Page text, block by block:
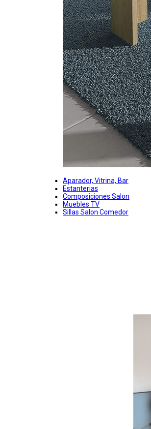
Aparador, Vitrina, Bar
Estanterias
Composiciones Salon
Muebles TV
Sillas Salon Comedor